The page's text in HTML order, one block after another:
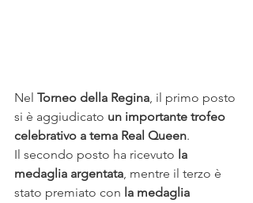
Nel Torneo della Regina, il primo posto
si è aggiudicato un importante trofeo
celebrativo a tema Real Queen.
Il secondo posto ha ricevuto la
medaglia argentata, mentre il terzo è
stato premiato con la medaglia